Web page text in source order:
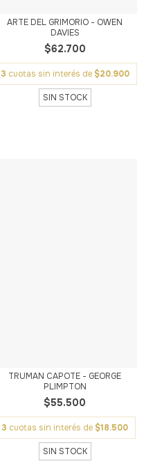
ARTE DEL GRIMORIO - OWEN
DAVIES
$62.700
3 cuotas sin interés de $20.900
SIN STOCK
TRUMAN CAPOTE - GEORGE
PLIMPTON
$55.500
3 cuotas sin interés de $18.500
SIN STOCK